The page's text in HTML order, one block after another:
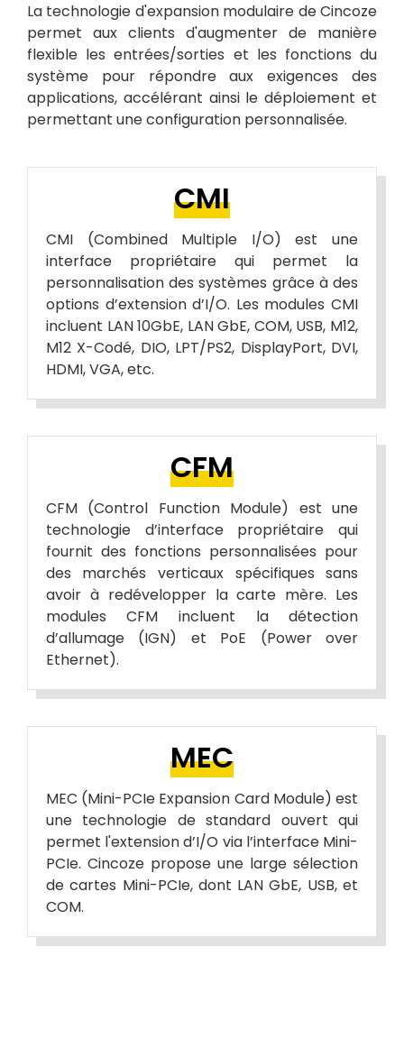
La technologie d'expansion modulaire de Cincoze
permet aux clients d'augmenter de manière
flexible les entrées/sorties et les fonctions du
système pour répondre aux exigences des
applications, accélérant ainsi le déploiement et
permettant une configuration personnalisée.
CMI
CMI (Combined Multiple I/O) est une
interface propriétaire qui permet la
personnalisation des systèmes grâce à des
options d’extension d’I/O. Les modules CMI
incluent LAN 10GbE, LAN GbE, COM, USB, M12,
M12 X-Codé, DIO, LPT/PS2, DisplayPort, DVI,
HDMI, VGA, etc.
CFM
CFM (Control Function Module) est une
technologie d’interface propriétaire qui
fournit des fonctions personnalisées pour
des marchés verticaux spécifiques sans
avoir à redévelopper la carte mère. Les
modules CFM incluent la détection
d’allumage (IGN) et PoE (Power over
Ethernet).
MEC
MEC (Mini-PCIe Expansion Card Module) est
une technologie de standard ouvert qui
permet l'extension d’I/O via l’interface Mini-
PCIe. Cincoze propose une large sélection
de cartes Mini-PCIe, dont LAN GbE, USB, et
COM.